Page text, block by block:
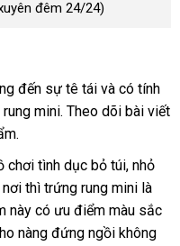
đêm 24/24)
đến sự tê tái chất
lượng
và có tính
miniPháp
. Theo dõi bài viết
chơi tình dục bỏ túidễ
dàng
, nhỏ
phân
phối
thì trứng rung mini là
này có ưu điểm màu sắc
nàng đứng ngồi không